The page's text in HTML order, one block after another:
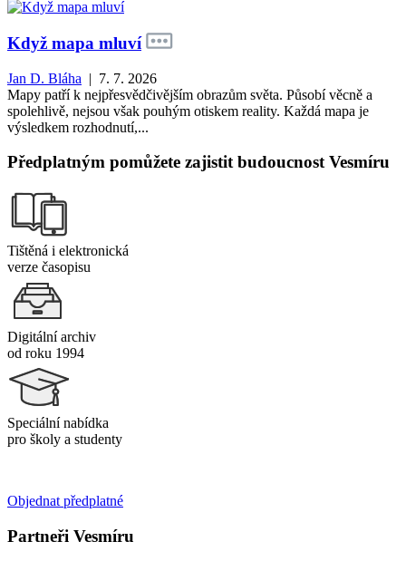
Když mapa mluví
Jan D. Bláha | 7. 7. 2026
Mapy patří k nejpřesvědčivějším obrazům světa. Působí věcně a
spolehlivě, nejsou však pouhým otiskem reality. Každá mapa je
výsledkem rozhodnutí,...
Předplatným pomůžete zajistit budoucnost Vesmíru
Tištěná i elektronická
verze časopisu
Digitální archiv
od roku 1994
Speciální nabídka
pro školy a studenty
Objednat předplatné
Partneři Vesmíru